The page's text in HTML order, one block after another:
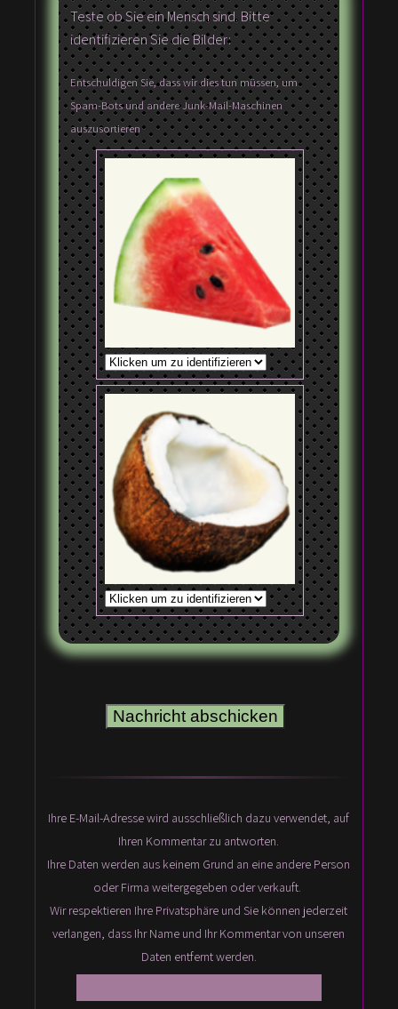
Teste ob Sie ein Mensch sind. Bitte
identifizieren Sie die Bilder:
Entschuldigen Sie, dass wir dies tun müssen, um
Spam-Bots und andere Junk-Mail-Maschinen
auszusortieren
Ihre E-Mail-Adresse wird ausschließlich dazu verwendet, auf
Ihren Kommentar zu antworten.
Ihre Daten werden aus keinem Grund an eine andere Person
oder Firma weitergegeben oder verkauft.
Wir respektieren Ihre Privatsphäre und Sie können jederzeit
verlangen, dass Ihr Name und Ihr Kommentar von unseren
Daten entfernt werden.